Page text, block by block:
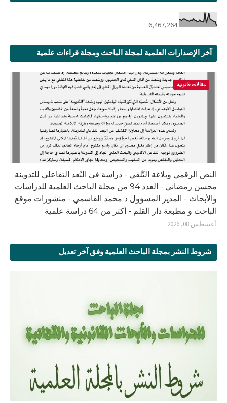
6,467,264
آخر الإصدارات العلمية لمجلة الباحث ومجلة قراءات علمية
مقالات قانونية
النص الرقمي وبلاغة التَّلقي - دراسة في البُعد التفاعلي للتدوينة .
محسن رمضاني - العدد 94 من مجلة الباحث العلمية للدراسات
والأبحاث - المدير المسؤول ذ محمد القاسمي - منشورات موقع
الباحث و مطبعة دار القلم - أكثر من 64 دراسة علمية
أغسطس 08, 2026
شروط النشر بمجلة الباحث العلمية وفق آخر تعديل